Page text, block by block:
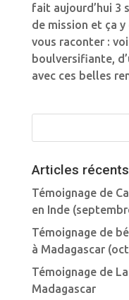
fait aujourd’hui 3
de mission et ça
vous raconter :
boulversifiante,
avec ces belles
Articles récents
Témoignage de
en Inde
Témoignage de
à Madagascar
Témoignage de
Madagascar